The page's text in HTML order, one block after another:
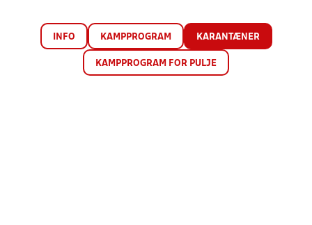
INFO KAMPPROGRAM KARANTÆNER
KAMPPROGRAM FOR PULJE